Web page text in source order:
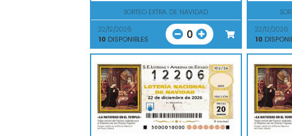
SORTEO EXTRA. DE NAVIDAD
22/12/2026
10 DISPONIBLES 0
22/12/2026
10